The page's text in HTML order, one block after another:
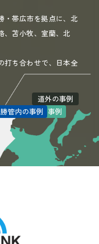
・帯広市を拠点に、北
、苫小牧、室蘭、北
打ち合わせで、日本全
道東エリアの事例
管内の事例
道外の事例